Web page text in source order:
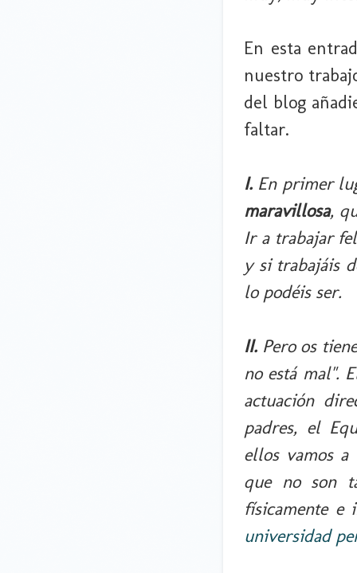
En esta
nuestro
del blog
faltar.
I. En primer
maravillosa,
Ir a trabajar
y si trabajáis
lo podéis ser.
II. Pero os
no está mal".
actuación
padres, el
ellos vamos a
que no son
físicamente e
universidad